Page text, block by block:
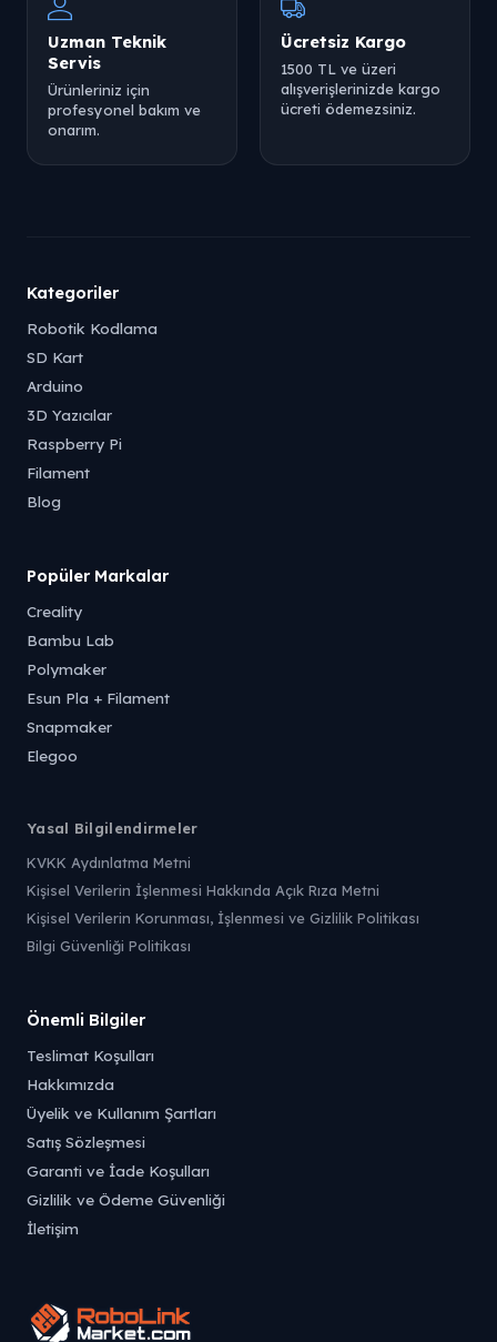
Uzman Teknik
Servis
Ürünleriniz için
profesyonel bakım ve
onarım.
Ücretsiz Kargo
1500 TL ve üzeri
alışverişlerinizde kargo
ücreti ödemezsiniz.
Kategoriler
Robotik Kodlama
SD Kart
Arduino
3D Yazıcılar
Raspberry Pi
Filament
Blog
Popüler Markalar
Creality
Bambu Lab
Polymaker
Esun Pla + Filament
Snapmaker
Elegoo
Yasal Bilgilendirmeler
KVKK Aydınlatma Metni
Kişisel Verilerin İşlenmesi Hakkında Açık Rıza Metni
Kişisel Verilerin Korunması, İşlenmesi ve Gizlilik Politikası
Bilgi Güvenliği Politikası
Önemli Bilgiler
Teslimat Koşulları
Hakkımızda
Üyelik ve Kullanım Şartları
Satış Sözleşmesi
Garanti ve İade Koşulları
Gizlilik ve Ödeme Güvenliği
İletişim